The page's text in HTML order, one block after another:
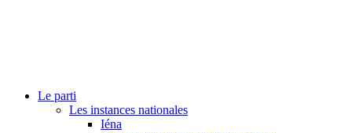
Le parti
Les instances nationales
Iéna